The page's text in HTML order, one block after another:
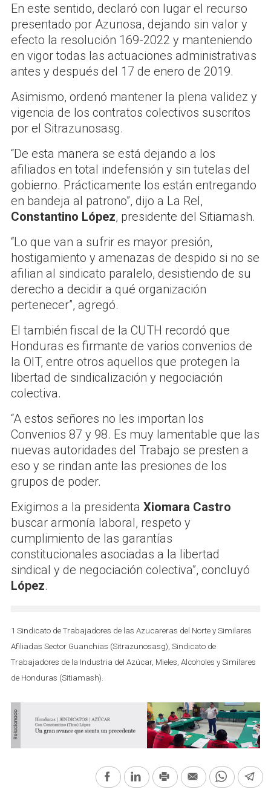
En este sentido, declaró con lugar el recurso
presentado por Azunosa, dejando sin valor y
efecto la resolución 169-2022 y manteniendo
en vigor todas las actuaciones administrativas
antes y después del 17 de enero de 2019.
Asimismo, ordenó mantener la plena validez y
vigencia de los contratos colectivos suscritos
por el Sitrazunosasg.
“De esta manera se está dejando a los
afiliados en total indefensión y sin tutelas del
gobierno. Prácticamente los están entregando
en bandeja al patrono”, dijo a La Rel,
Constantino López, presidente del Sitiamash.
“Lo que van a sufrir es mayor presión,
hostigamiento y amenazas de despido si no se
afilian al sindicato paralelo, desistiendo de su
derecho a decidir a qué organización
pertenecer”, agregó.
El también fiscal de la CUTH recordó que
Honduras es firmante de varios convenios de
la OIT, entre otros aquellos que protegen la
libertad de sindicalización y negociación
colectiva.
“A estos señores no les importan los
Convenios 87 y 98. Es muy lamentable que las
nuevas autoridades del Trabajo se presten a
eso y se rindan ante las presiones de los
grupos de poder.
Exigimos a la presidenta Xiomara Castro
buscar armonía laboral, respeto y
cumplimiento de las garantías
constitucionales asociadas a la libertad
sindical y de negociación colectiva”, concluyó
López.
1 Sindicato de Trabajadores de las Azucareras del Norte y Similares
Afiliadas Sector Guanchias (Sitrazunosasg), Sindicato de
Trabajadores de la Industria del Azúcar, Mieles, Alcoholes y Similares
de Honduras (Sitiamash).
FacebookLinkedInPrint Email